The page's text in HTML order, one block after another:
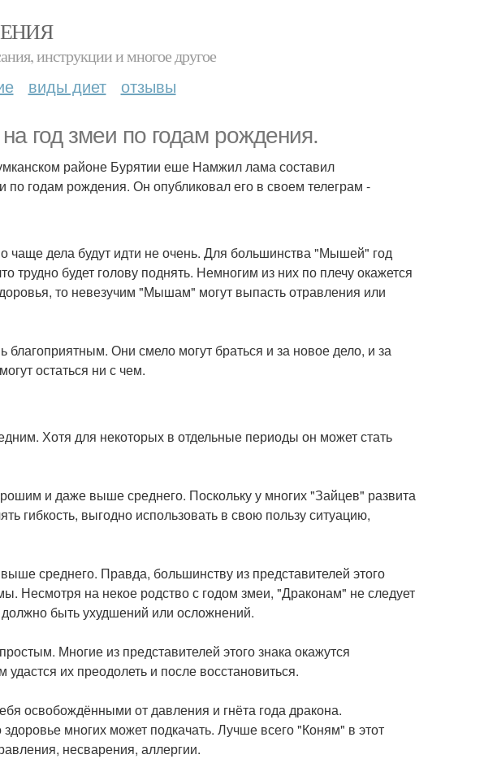
инструкции и многое другое
виды диет отзывы
год змеи по годам рождения.
районе Бурятии еше Намжил лама составил
по годам рождения. Он опубликовал его в своем телеграм -
чаще дела будут идти не очень. Для большинства "Мышей" год
трудно будет голову поднять. Немногим из них по плечу окажется
то невезучим "Мышам" могут выпасть отравления или
Они смело могут браться и за новое дело, и за
остаться ни с чем.
Хотя для некоторых в отдельные периоды он может стать
и даже выше среднего. Поскольку у многих "Зайцев" развита
гибкость, выгодно использовать в свою пользу ситуацию,
среднего. Правда, большинству из представителей этого
Несмотря на некое родство с годом змеи, "Драконам" не следует
должно быть ухудшений или осложнений.
Многие из представителей этого знака окажутся
их преодолеть и после восстановиться.
освобождёнными от давления и гнёта года дракона.
многих может подкачать. Лучше всего "Коням" в этот
несварения, аллергии.